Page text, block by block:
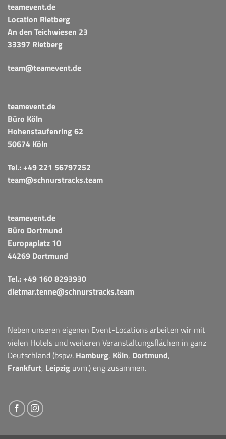
teamevent.de
Location Rietberg
An den Teichwiesen 23
33397 Rietberg
team@teamevent.de
teamevent.de
Büro Köln
Hohenstaufenring 62
50674 Köln
Tel.:+49 221 56797252
team@schnurstracks.team
teamevent.de
Büro Dortmund
Europaplatz 10
44269 Dortmund
Tel.:+49 160 8293930
dietmar.tenne@schnurstracks.team
Neben unseren eigenen Event-Locations arbeiten wir mit
vielen Hotels und weiteren Veranstaltungsflächen in ganz
Deutschland (bspw. Hamburg, Köln, Dortmund,
Frankfurt, Leipzig uvm.) eng zusammen.